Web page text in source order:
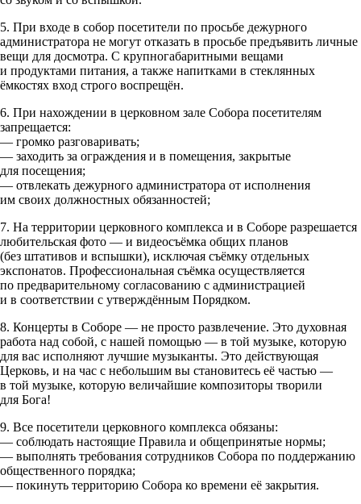
5. При входе в собор посетители по просьбе дежурного
администратора не могут отказать в просьбе предъявить личные
вещи для досмотра. С крупногабаритными вещами
и продуктами питания, а также напитками в стеклянных
ёмкостях вход строго воспрещён.
6. При нахождении в церковном зале Собора посетителям
запрещается:
— громко разговаривать;
— заходить за ограждения и в помещения, закрытые
для посещения;
— отвлекать дежурного администратора от исполнения
им своих должностных обязанностей;
7. На территории церковного комплекса и в Соборе разрешается
любительская фото — и видеосъёмка общих планов
(без штативов и вспышки), исключая съёмку отдельных
экспонатов. Профессиональная съёмка осуществляется
по предварительному согласованию с администрацией
и в соответствии с утверждённым Порядком.
8. Концерты в Соборе — не просто развлечение. Это духовная
работа над собой, с нашей помощью — в той музыке, которую
для вас исполняют лучшие музыканты. Это действующая
Церковь, и на час с небольшим вы становитесь её частью —
в той музыке, которую величайшие композиторы творили
для Бога!
9. Все посетители церковного комплекса обязаны:
— соблюдать настоящие Правила и общепринятые нормы;
— выполнять требования сотрудников Собора по поддержанию
общественного порядка;
— покинуть территорию Собора ко времени её закрытия.